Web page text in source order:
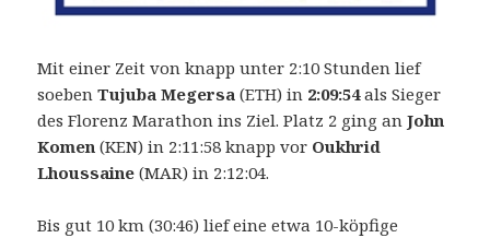
Mit einer Zeit von knapp unter 2:10 Stunden lief
soebenTujuba Megersa (ETH) in 2:09:54als Sieger
des Florenz Marathon ins Ziel. Platz 2 ging an John
Komen (KEN) in 2:11:58 knapp vor Oukhrid
Lhoussaine (MAR) in 2:12:04.
Bis gut 10 km (30:46) lief eine etwa 10-köpfige